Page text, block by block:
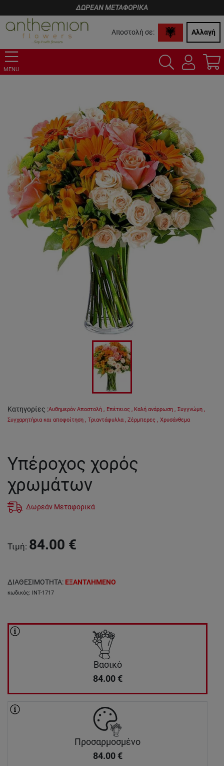
ΔΩΡΕΑΝ ΜΕΤΑΦΟΡΙΚΑ
Αποστολή σε: Αλλαγή
MENU
Κατηγορίες :Αυθημερόν Αποστολή , Επέτειος , Καλή ανάρρωση , Συγγνώμη ,
Συγχαρητήρια και αποφοίτηση , Τριαντάφυλλα , Ζέρμπερες , Χρυσάνθεμα
Υπέροχος χορός
χρωμάτων
Δωρεάν Μεταφορικά
Τιμή: 84.00 €
ΔΙΑΘΕΣΙΜΟΤΗΤΑ: ΕΞΑΝΤΛΗΜΕΝΟ
κωδικός: INT-1717
Βασικό
84.00 €
Προσαρμοσμένο
84.00 €